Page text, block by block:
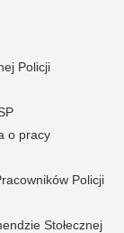
Policji
o pracy
Policji
Stołecznej